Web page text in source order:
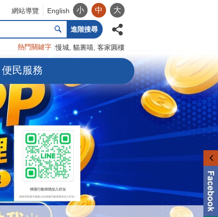
網站導覽 English 小 中 大
進階搜尋
熱門關鍵字 慢城 貓裏喵 客家圓樓
便民服務